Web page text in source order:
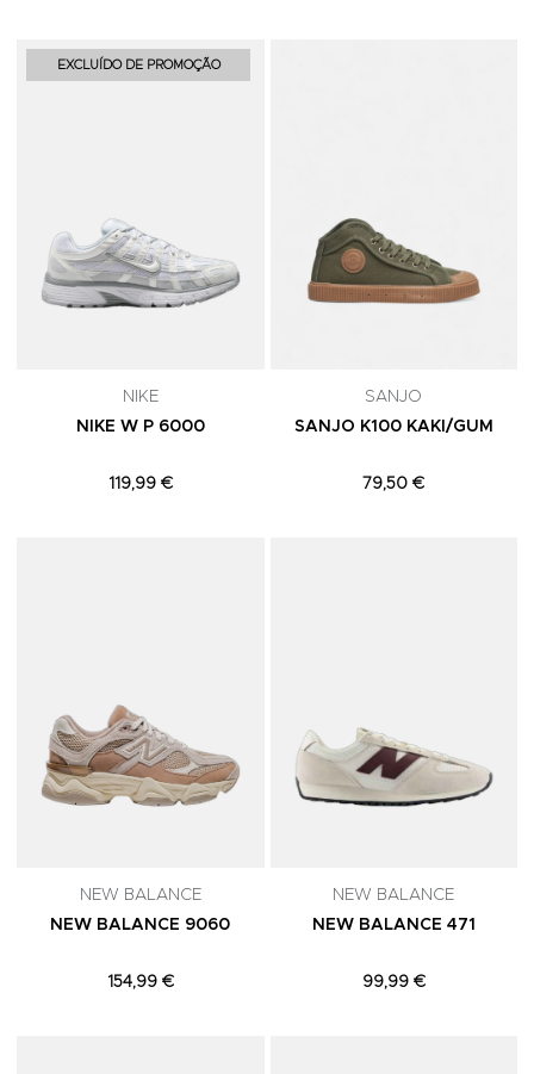
EXCLUÍDO DE PROMOÇÃO
NIKE
NIKE W P 6000
119,99 €
SANJO
SANJO K100 KAKI/GUM
79,50 €
NEW BALANCE
NEW BALANCE 9060
154,99 €
NEW BALANCE
NEW BALANCE 471
99,99 €